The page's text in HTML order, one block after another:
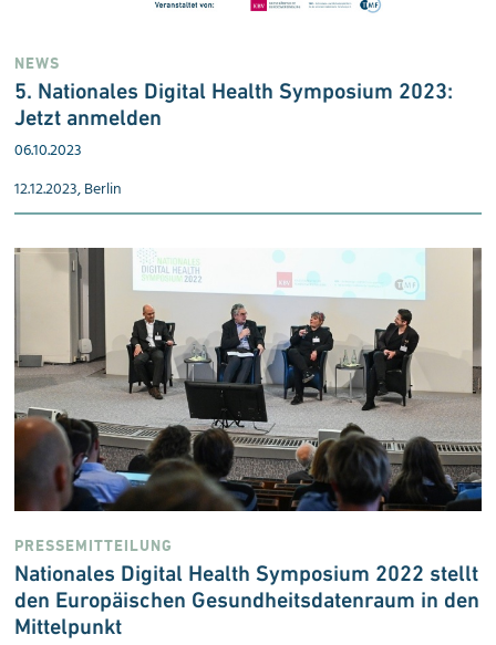
NEWS
5. Nationales Digital Health Symposium 2023:
Jetzt anmelden
06.10.2023
12.12.2023, Berlin
PRESSEMITTEILUNG
Nationales Digital Health Sym­po­sium 2022 stellt
den Eu­ro­päi­schen Ge­sund­heits­da­ten­raum in den
Mit­tel­punkt